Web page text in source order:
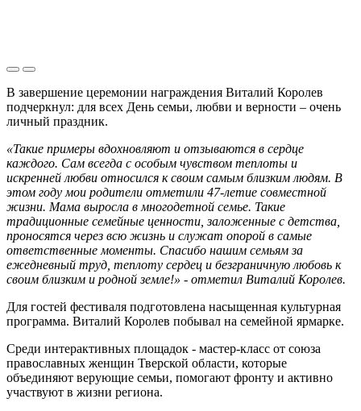
В завершение церемонии награждения Виталий Королев
подчеркнул: для всех День семьи, любви и верности – очень
личный праздник.
«Такие примеры вдохновляют и отзываются в сердце
каждого. Сам всегда с особым чувством теплоты и
искренней любви относился к своим самым близким людям. В
этом году мои родители отметили 47-летие совместной
жизни. Мама выросла в многодетной семье. Такие
традиционные семейные ценности, заложенные с детства,
проносятся через всю жизнь и служат опорой в самые
ответственные моменты. Спасибо нашим семьям за
ежедневный труд, теплоту сердец и безграничную любовь к
своим близким и родной земле!» - отметил Виталий Королев.
Для гостей фестиваля подготовлена насыщенная культурная
программа. Виталий Королев побывал на семейной ярмарке.
Среди интерактивных площадок - мастер-класс от союза
православных женщин Тверской области, которые
объединяют верующие семьи, помогают фронту и активно
участвуют в жизни региона. ​